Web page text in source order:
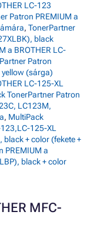
LC-123
Patron PREMIUM a
, TonerPartner
black
a BROTHER LC-
Patron
yellow (sárga)
LC-125-XL
TonerPartner Patron
LC123M,
, MultiPack
123,LC-125-XL
+ color (fekete +
PREMIUM a
black + color
MFC-